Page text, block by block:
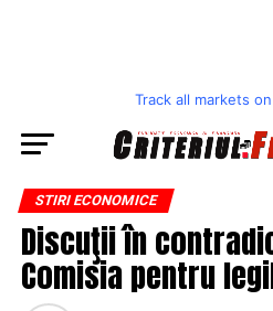
Track all markets
STIRI ECONOMICE
Discuţii în
Comisia pentru